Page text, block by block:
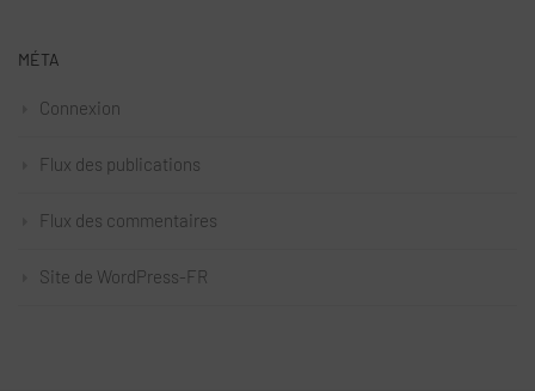
MÉTA
Connexion
Flux des publications
Flux des commentaires
Site de WordPress-FR